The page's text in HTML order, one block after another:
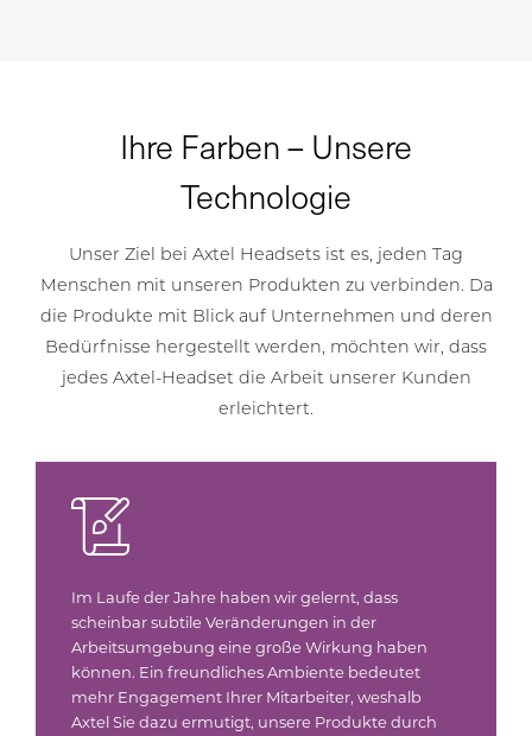
Ihre Farben – Unsere
Technologie
Unser Ziel bei Axtel Headsets ist es, jeden Tag
Menschen mit unseren Produkten zu verbinden. Da
die Produkte mit Blick auf Unternehmen und deren
Bedürfnisse hergestellt werden, möchten wir, dass
jedes Axtel-Headset die Arbeit unserer Kunden
erleichtert.
Im Laufe der Jahre haben wir gelernt, dass
scheinbar subtile Veränderungen in der
Arbeitsumgebung eine große Wirkung haben
können. Ein freundliches Ambiente bedeutet
mehr Engagement Ihrer Mitarbeiter, weshalb
Axtel Sie dazu ermutigt, unsere Produkte durch